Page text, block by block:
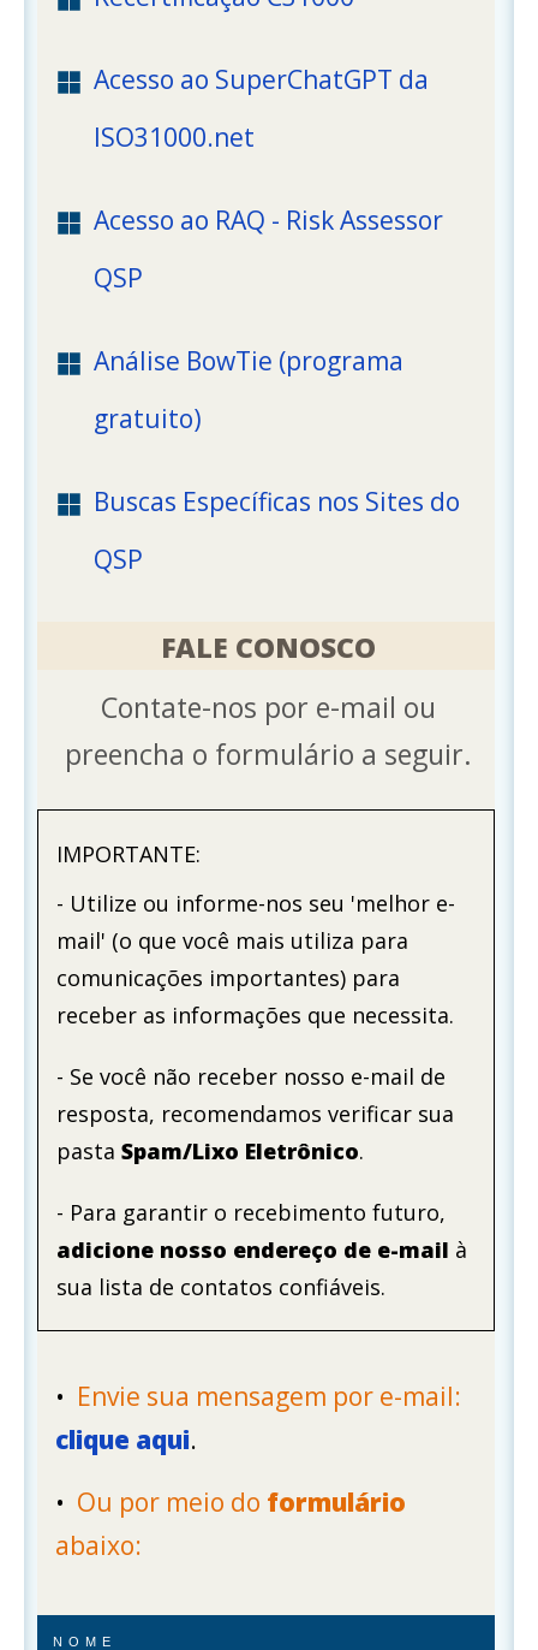
FALE CONOSCO
Contate-nos por e-mail ou
preencha o formulário a seguir.
IMPORTANTE:
- Utilize ou informe-nos seu 'melhor e-
mail' (o que você mais utiliza para
comunicações importantes) para
receber as informações que necessita.
- Se você não receber nosso e-mail de
resposta, recomendamos verificar sua
pasta Spam/Lixo Eletrônico.
- Para garantir o recebimento futuro,
adicione nosso endereço de e-mail à
sua lista de contatos confiáveis.
• Envie sua mensagem por e-mail:
clique aqui.
• Ou por meio do formulário
abaixo:
NOME
Acesso ao SuperChatGPT da
ISO31000.net
Acesso ao RAQ - Risk Assessor
QSP
Análise BowTie (programa
gratuito)
Buscas Específicas nos Sites do
QSP